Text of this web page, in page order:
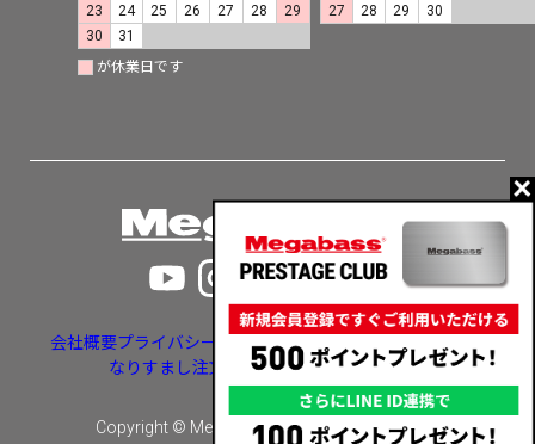
23
24 25 26 27 28
29
30
31
27
28 29 30
が休業日です
会社概要プライバシーポリシー 特定商取引法に基づく表示
なりすまし注文・いたずら注文等への対応
Copyright © Megabass inc. All rights reserved.